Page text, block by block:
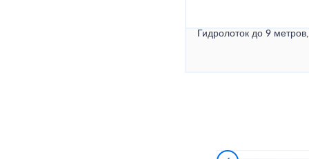
Гидролоток до 9